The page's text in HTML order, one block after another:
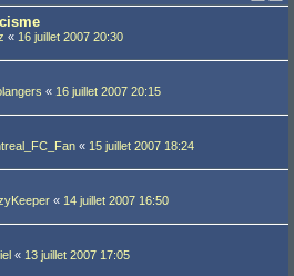
« 16 juillet 2007 20:30
« 16 juillet 2007 20:15
« 15 juillet 2007 18:24
« 14 juillet 2007 16:50
« 13 juillet 2007 17:05